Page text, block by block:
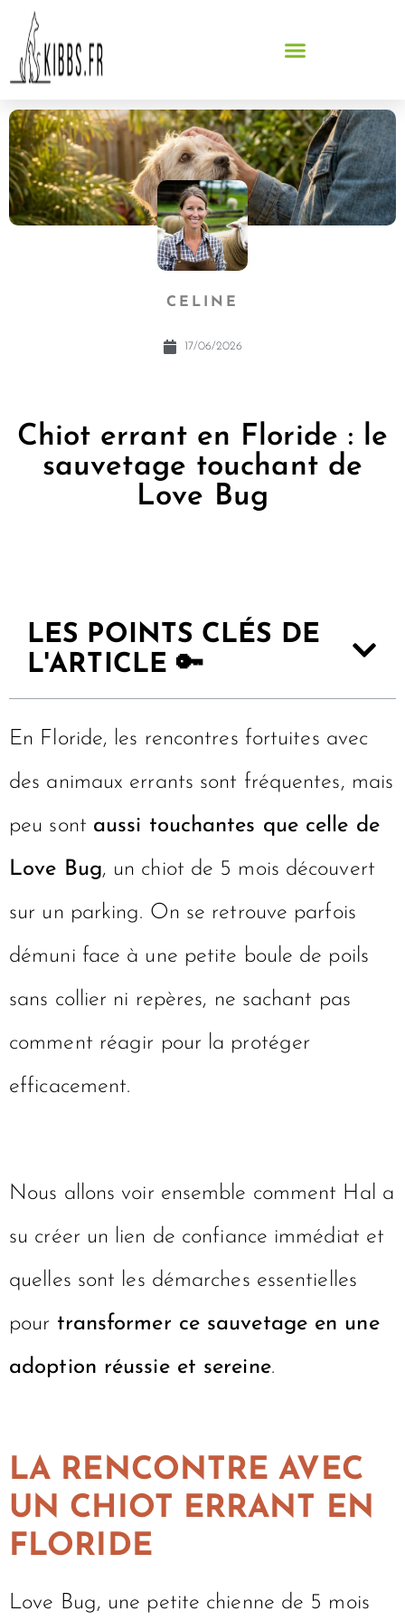
CELINE
17/06/2026
Chiot errant en Floride : le
sauvetage touchant de
Love Bug
LES POINTS CLÉS DE
L'ARTICLE 🔑
En Floride, les rencontres fortuites avec
des animaux errants sont fréquentes, mais
peu sont aussi touchantes que celle de
Love Bug, un chiot de 5 mois découvert
sur un parking. On se retrouve parfois
démuni face à une petite boule de poils
sans collier ni repères, ne sachant pas
comment réagir pour la protéger
efficacement.
Nous allons voir ensemble comment Hal a
su créer un lien de confiance immédiat et
quelles sont les démarches essentielles
pour transformer ce sauvetage en une
adoption réussie et sereine.
LA RENCONTRE AVEC
UN CHIOT ERRANT EN
FLORIDE
Love Bug, une petite chienne de 5 mois